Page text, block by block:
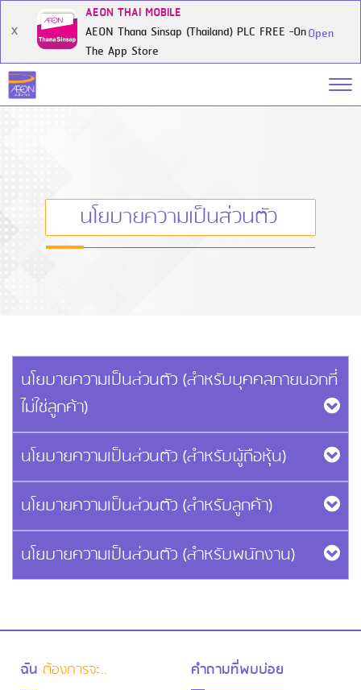
X
AEON THAI MOBILE
AEON Thana Sinsap (Thailand) PLC FREE -On
The App Store
Open
นโยบายความเป็นส่วนตัว
นโยบายความเป็นส่วนตัว (สำหรับบุคคลภายนอกที่
ไม่ใช่ลูกค้า)
นโยบายความเป็นส่วนตัว (สำหรับผู้ถือหุ้น)
นโยบายความเป็นส่วนตัว (สำหรับลูกค้า)
นโยบายความเป็นส่วนตัว (สำหรับพนักงาน)
ฉัน ต้องการจะ.. คำถามที่พบบ่อย